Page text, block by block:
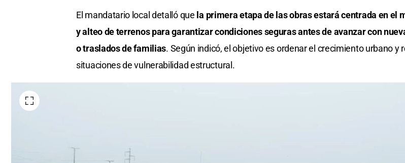
El mandatario local detalló que la primera etapa de las obras estará centrada en el
y alteo de terrenos para garantizar condiciones seguras antes de avanzar con
o traslados de familias. Según indicó, el objetivo es ordenar el crecimiento urbano y
situaciones de vulnerabilidad estructural.